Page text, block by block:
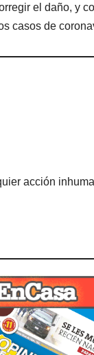
el daño, y
casos de
acción